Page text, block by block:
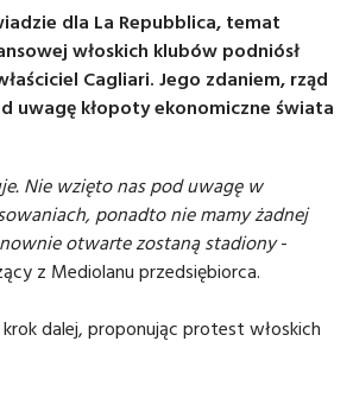
dla La Repubblica, temat
włoskich klubów podniósł
Cagliari. Jego zdaniem, rząd
uwagę kłopoty ekonomiczne świata
Nie wzięto nas pod uwagę w
ponadto nie mamy żadnej
otwarte zostaną stadiony-
z Mediolanu przedsiębiorca.
dalej, proponując protest włoskich